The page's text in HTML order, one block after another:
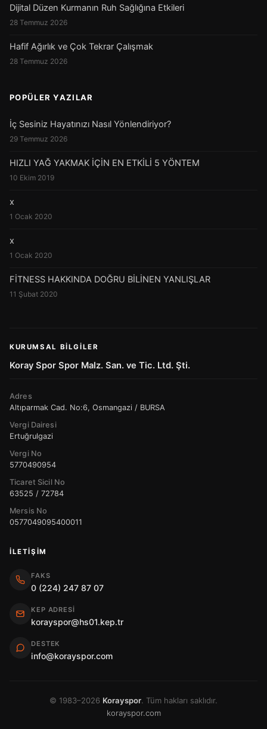
Dijital Düzen Kurmanın Ruh Sağlığına Etkileri
28 Temmuz 2026
Hafif Ağırlık ve Çok Tekrar Çalışmak
28 Temmuz 2026
POPÜLER YAZILAR
İç Sesiniz Hayatınızı Nasıl Yönlendiriyor?
29 Temmuz 2026
HIZLI YAĞ YAKMAK İÇİN EN ETKİLİ 5 YÖNTEM
10 Ekim 2019
x
1 Ocak 2020
x
1 Ocak 2020
FİTNESS HAKKINDA DOĞRU BİLİNEN YANLIŞLAR
11 Şubat 2020
KURUMSAL BILGILER
Koray Spor Spor Malz. San. ve Tic. Ltd. Şti.
Adres
Altıparmak Cad. No:6, Osmangazi / BURSA
Vergi Dairesi
Ertuğrulgazi
Vergi No
5770490954
Ticaret Sicil No
63525 / 72784
Mersis No
0577049095400011
İLETIŞIM
FAKS
0 (224) 247 87 07
KEP ADRESI
korayspor@hs01.kep.tr
DESTEK
info@korayspor.com
© 1983–2026 Korayspor. Tüm hakları saklıdır.
korayspor.com